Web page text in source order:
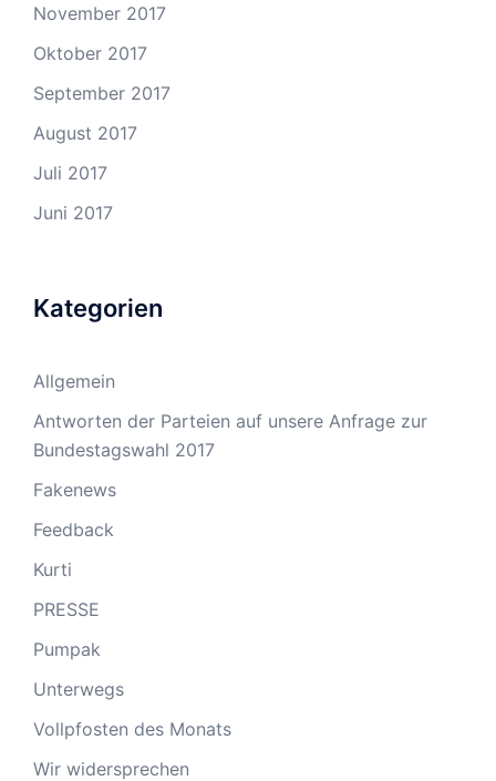
November 2017
Oktober 2017
September 2017
August 2017
Juli 2017
Juni 2017
Kategorien
Allgemein
Antworten der Parteien auf unsere Anfrage zur
Bundestagswahl 2017
Fakenews
Feedback
Kurti
PRESSE
Pumpak
Unterwegs
Vollpfosten des Monats
Wir widersprechen